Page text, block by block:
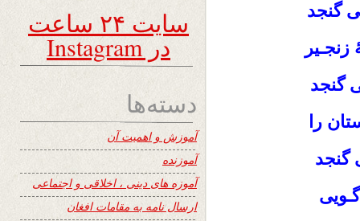
گنجد
گنجد
را
گنجد
سایت ۲۴ ساعت
در Instagram
دسته‌ها
آموزش و اهمیت آن
آموزنده
آموزه های دینی ، اخلاقی و اجتماعی
ارسال نامه به مقامات افغان